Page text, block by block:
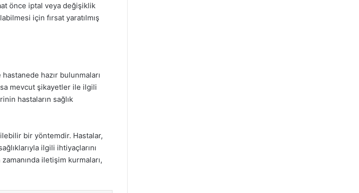
önce iptal veya değişiklik
için fırsat yaratılmış
hazır bulunmaları
mevcut şikayetler ile ilgili
hastaların sağlık
bir yöntemdir. Hastalar,
ilgili ihtiyaçlarını
iletişim kurmaları,